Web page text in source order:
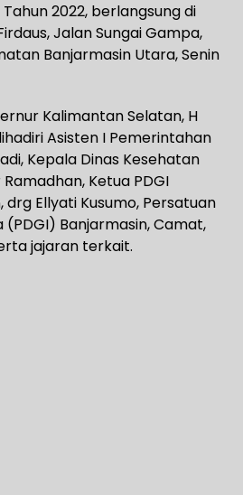
2022, berlangsung di
Jalan Sungai Gampa,
Banjarmasin Utara, Senin
Kalimantan Selatan, H
Asisten I Pemerintahan
Kepala Dinas Kesehatan
Ketua PDGI
Ellyati Kusumo, Persatuan
(PDGI) Banjarmasin, Camat,
jajaran terkait.